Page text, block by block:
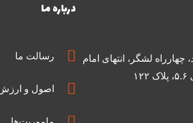
لشگر، انتهای امام
درباره ما
رسالت ما
اصول و